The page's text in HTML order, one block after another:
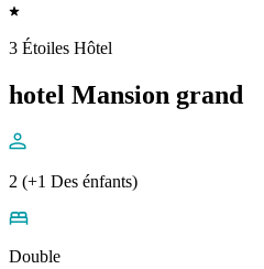
3 Étoiles Hôtel
hotel Mansion grand
2 (+1 Des énfants)
Double